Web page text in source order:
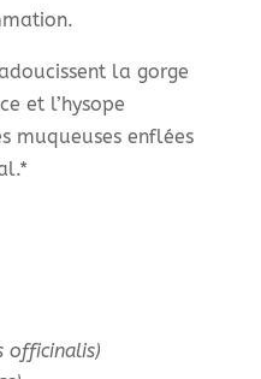
la gorge
et l’hysope
muqueuses enflées
officinalis)